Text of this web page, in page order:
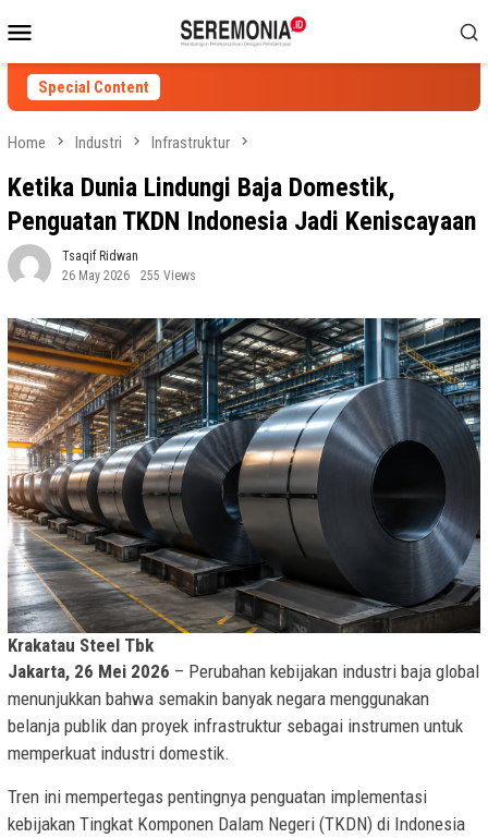
to
contentMenu
Special Content
Home Industri Infrastruktur
Ketika Dunia Lindungi Baja Domestik,
Penguatan TKDN Indonesia Jadi Keniscayaan
Tsaqif Ridwan
26 May 2026
255 Views
Krakatau Steel Tbk
Jakarta, 26 Mei 2026 – Perubahan kebijakan industri baja global
menunjukkan bahwa semakin banyak negara menggunakan
belanja publik dan proyek infrastruktur sebagai instrumen untuk
memperkuat industri domestik.
Tren ini mempertegas pentingnya penguatan implementasi
kebijakan Tingkat Komponen Dalam Negeri (TKDN) di Indonesia